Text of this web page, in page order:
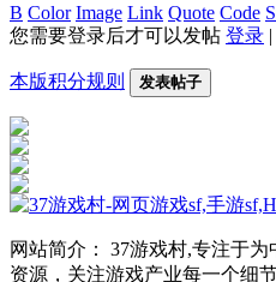
B Color Image Link Quote Code
您需要登录后才可以发帖 登录 |
本版积分规则 发表帖子
网站简介： 37游戏村,专注于
资源，关注游戏产业每一个细